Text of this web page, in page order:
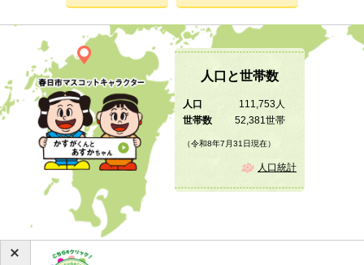
人口と世帯数
人口
111,753人
世帯数
52,381世帯
（令和8年7月31日現在）
人口統計